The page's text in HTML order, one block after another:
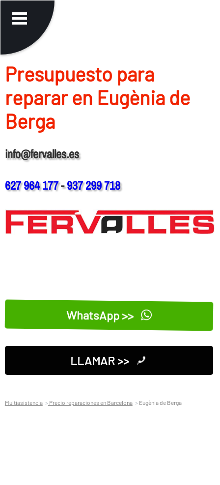
Presupuesto para
reparar en Eugènia de
Berga
info@fervalles.es
627 964 177-937 299 718
WhatsApp >>
LLAMAR >>
Multiasistencia Precio reparaciones en Barcelona Eugènia de Berga